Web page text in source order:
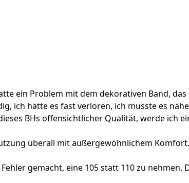
ein Problem mit dem dekorativen Band,
ich hätte es fast verloren, ich musste es
BHs offensichtlicher Qualität, werde ich
überall mit außergewöhnlichem
gemacht, eine 105 statt 110 zu